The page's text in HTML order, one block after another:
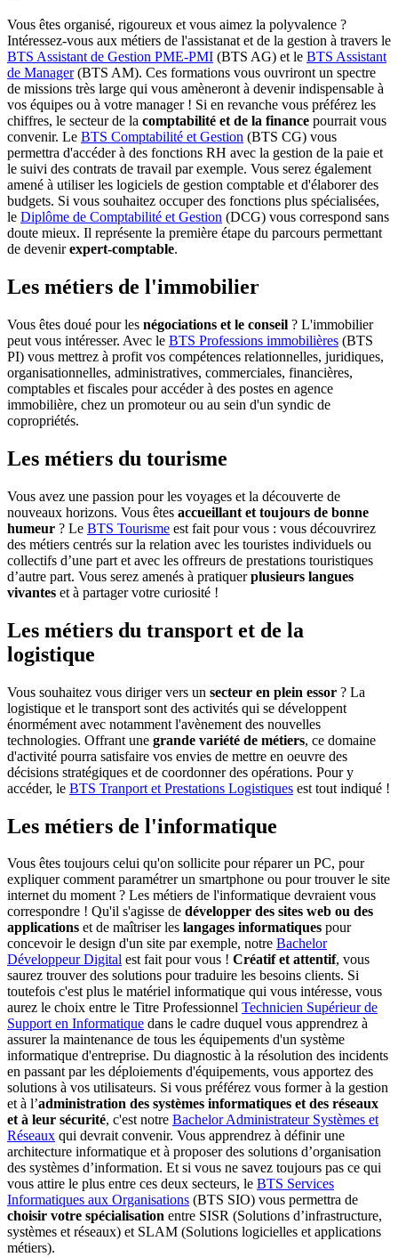
Vous êtes organisé, rigoureux et vous aimez la polyvalence ?
Intéressez-vous aux métiers de l'assistanat et de la gestion à travers le
BTS Assistant de Gestion PME-PMI (BTS AG) et le BTS Assistant
de Manager(BTS AM). Ces formations vous ouvriront un spectre
de missions très large qui vous amèneront à devenir indispensable à
vos équipes ou à votre manager ! Si en revanche vous préférez les
chiffres, le secteur de la comptabilité et de la finance pourrait vous
convenir. Le BTS Comptabilité et Gestion (BTS CG) vous
permettra d'accéder à des fonctions RH avec la gestion de la paie et
le suivi des contrats de travail par exemple. Vous serez également
amené à utiliser les logiciels de gestion comptable et d'élaborer des
budgets. Si vous souhaitez occuper des fonctions plus spécialisées,
le Diplôme de Comptabilité et Gestion (DCG) vous correspond sans
doute mieux. Il représente la première étape du parcours permettant
de devenirexpert-comptable.
Les métiers de l'immobilier
Vous êtes doué pour les négociations et le conseil ? L'immobilier
peut vous intéresser. Avec le BTS Professions immobilières (BTS
PI) vous mettrez à profit vos compétences relationnelles, juridiques,
organisationnelles, administratives, commerciales, financières,
comptables et fiscales pour accéder à des postes en agence
immobilière, chez un promoteur ou au sein d'un syndic de
copropriétés.
Les métiers du tourisme
Vous avez une passion pour les voyages et la découverte de
nouveaux horizons. Vous êtes accueillant et toujours de bonne
humeur ? Le BTS Tourisme est fait pour vous : vous découvrirez
des métiers centrés sur la relation avec les touristes individuels ou
collectifs d’une part et avec les offreurs de prestations touristiques
d’autre part. Vous serez amenés à pratiquerplusieurs langues
vivantes et à partager votre curiosité !
Les métiers du transport et de la
logistique
Vous souhaitez vous diriger vers un secteur en plein essor ? La
logistique et le transport sont des activités qui se développent
énormément avec notamment l'avènement des nouvelles
technologies. Offrant une grande variété de métiers, ce domaine
d'activité pourra satisfaire vos envies de mettre en oeuvre des
décisions stratégiques et de coordonner des opérations. Pour y
accéder, le BTS Tranport et Prestations Logistiques est tout indiqué !
Les métiers de l'informatique
Vous êtes toujours celui qu'on sollicite pour réparer un PC, pour
expliquer comment paramétrer un smartphone ou pour trouver le site
internet du moment ? Les métiers de l'informatique devraient vous
correspondre ! Qu'il s'agisse de développer des sites web ou des
applications et de maîtriser les langages informatiques pour
concevoir le design d'un site par exemple, notre Bachelor
Développeur Digital est fait pour vous ! Créatif et attentif, vous
saurez trouver des solutions pour traduire les besoins clients. Si
toutefois c'est plus le matériel informatique qui vous intéresse, vous
aurez le choix entre le Titre Professionnel Technicien Supérieur de
Support en Informatique dans le cadre duquel vous apprendrez à
assurer la maintenance de tous les équipements d'un système
informatique d'entreprise. Du diagnostic à la résolution des incidents
en passant par les déploiements d'équipements, vous apportez des
solutions à vos utilisateurs. Si vous préférez vous former à la gestion
et à l’administration des systèmes informatiques et des réseaux
et à leur sécurité, c'est notre Bachelor Administrateur Systèmes et
Réseaux qui devrait convenir. Vous apprendrez à définir une
architecture informatique et à proposer des solutions d’organisation
des systèmes d’information. Et si vous ne savez toujours pas ce qui
vous attire le plus entre ces deux secteurs, le BTS Services
Informatiques aux Organisations (BTS SIO) vous permettra de
choisir votre spécialisation entre SISR (Solutions d’infrastructure,
systèmes et réseaux) et SLAM (Solutions logicielles et applications
métiers).